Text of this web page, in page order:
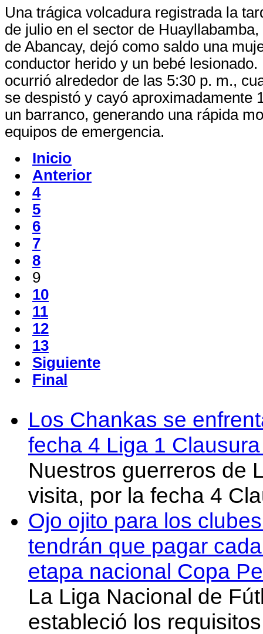
Una trágica volcadura registrada la
de julio en el sector de
de Abancay, dejó como saldo una
conductor herido y un bebé lesionado.
ocurrió alrededor de las 5:30 p. m.,
se despistó y cayó aproximadamente
un barranco, generando una rápida
equipos de emergencia.
Inicio
Anterior
4
5
6
7
8
9
10
11
12
13
Siguiente
Final
Los Chankas se
fecha 4 Liga 1
Nuestros guerreros de
visita, por la fecha 4
Ojo ojito para los
tendrán que pagar
etapa nacional Copa
La Liga Nacional de
estableció los